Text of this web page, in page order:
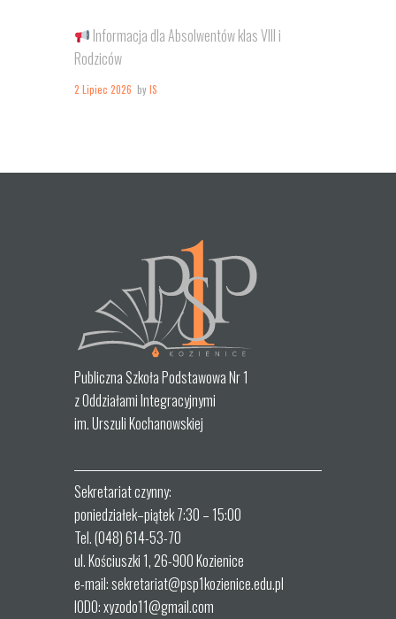
Informacja dla Absolwentów klas VIII i
Rodziców
2 Lipiec 2026 byIS
Publiczna Szkoła Podstawowa Nr 1
z Oddziałami Integracyjnymi
im. Urszuli Kochanowskiej
Sekretariat czynny:
poniedziałek–piątek 7:30 – 15:00
Tel. (048) 614-53-70
ul. Kościuszki 1, 26-900 Kozienice
e-mail: sekretariat@psp1kozienice.edu.pl
IODO: xyzodo11@gmail.com